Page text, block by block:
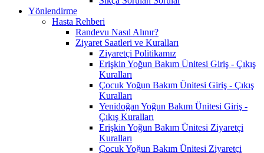
Yönlendirme
Hasta Rehberi
Randevu Nasıl Alınır?
Ziyaret Saatleri ve Kuralları
Ziyaretçi Politikamız
Erişkin Yoğun Bakım Ünitesi Giriş - Çıkış
Kuralları
Çocuk Yoğun Bakım Ünitesi Giriş - Çıkış
Kuralları
Yenidoğan Yoğun Bakım Ünitesi Giriş -
Çıkış Kuralları
Erişkin Yoğun Bakım Ünitesi Ziyaretçi
Kuralları
Çocuk Yoğun Bakım Ünitesi Ziyaretçi